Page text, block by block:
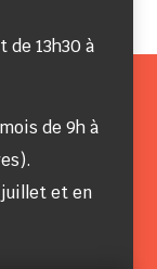
de 13h30 à
de 9h à
juillet et en